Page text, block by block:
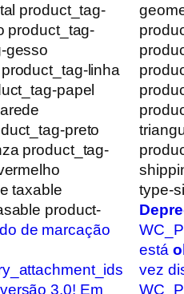
product_tag-
product_tag-
gesso
linha
papel
preto
product_tag-
taxable
product-
3.0! Em
type-
está
vez